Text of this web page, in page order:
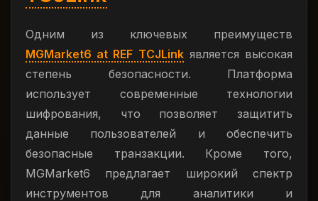
Одним из ключевых преимуществ
MGMarket6 at REF TCJLinkявляется высокая
степень безопасности. Платформа
использует современные технологии
шифрования, что позволяет защитить
данные пользователей и обеспечить
безопасные транзакции. Кроме того,
MGMarket6 предлагает широкий спектр
инструментов для аналитики и